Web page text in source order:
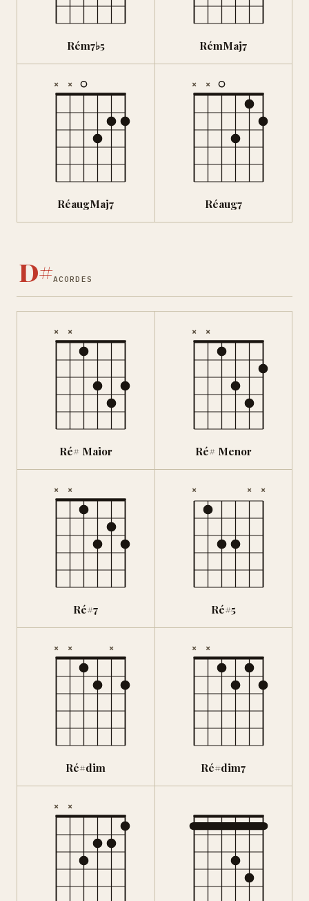
Rém7♭5 RémMaj7
× ×
RéaugMaj7
× ×
Réaug7
D#ACORDES
× ×
Ré# Maior
× ×
Ré# Menor
× ×
Ré#7
× × ×
Ré#5
× × ×
Ré#dim
× ×
Ré#dim7
× ×